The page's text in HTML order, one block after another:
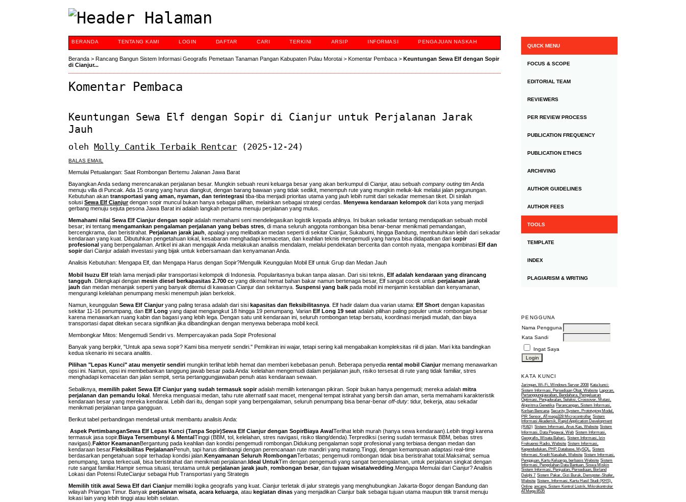
QUICK MENU
FOCUS & SCOPE
EDITORIAL TEAM
REVIEWERS
PER REVIEW PROCESS
PUBLICATION FREQUENCY
PUBLICATION ETHICS
ARCHIVING
AUTHOR GUIDELINES
AUTHOR FEES
TOOLS
TEMPLATE
INDEX
PLAGIARISM & WRITING
PENGGUNA
Nama Pengguna
Kata Sandi
Ingat Saya
KATA KUNCI
Jaringan, Wi-Fi, Windows Server 2008 Kata kunci:
Sistem Informasi, Persediaan Obat, Website Laporan,
Pertanggungjawaban, Bendahara, Pengeluaran
Optimasi, Penjadwalan, Seleksi, Crossover, Mutasi,
Algoritma Genetika Perancangan, Sistem Informasi,
Korban Bencana Security System, Prototyping Model,
PIR Sensor, ATmega328 Microcontroller Sistem
Informasi Akademik, Rapid Application Development
(RAD) Sistem Informasi, Arus Kas, Website Sistem
Informasi, Data Pegawai, Web Sistem Informasi,
Geografis, Wisata Bahari. Sistem Informasi, Izin
Frekuensi Radio, Website Sistem Informasi,
Kependudukan, PHP, Database, MySQL. Sistem
Informasi, Kredit Nasabah, Website Sistem Informasi,
Pengajuan, Kartu Keluarga, berbasis Website Sistem
Informasi, Pengolahan Data Bantuan, Siswa Miskin
Sistem Informasi, Penjualan, Persediaan, Borland
Delphi 7 Sistem Pakar, Gizi Buruk, Dempster-Shafer,
Website Sistem, Informasi, Kartu Hasil Studi (KHS),
Online ancang, Sistem Kontrol Listrik, Mikrokontroler
ATMega 8535
BERANDA TENTANG KAMI LOGIN DAFTAR CARI TERKINI ARSIP INFORMASI PENGAJUAN NASKAH
Beranda >Rancang Bangun Sistem Informasi Geografis Pemetaan Tanaman Pangan Kabupaten Pulau Morotai >Komentar Pembaca >Keuntungan Sewa Elf dengan Sopir
di Cianjur...
Komentar Pembaca
Keuntungan Sewa Elf dengan Sopir di Cianjur untuk Perjalanan Jarak
Jauh
olehMolly Cantik Terbaik Rentcar (2025-12-24)
BALAS EMAIL
Memulai Petualangan: Saat Rombongan Bertemu Jalanan Jawa Barat
Bayangkan Anda sedang merencanakan perjalanan besar. Mungkin sebuah reuni keluarga besar yang akan berkumpul di Cianjur, atau sebuahcompany outing tim Anda
menuju villa di Puncak. Ada 15 orang yang harus diangkut, dengan barang bawaan yang tidak sedikit, menempuh rute yang mungkin meliuk-liuk melalui jalan pegunungan.
Kebutuhan akantransportasi yang aman, nyaman, dan terintegrasi tiba-tiba menjadi prioritas utama yang jauh lebih rumit dari sekadar memesan tiket. Di sinilah
solusiSewa Elf Cianjurdengan sopir muncul bukan hanya sebagai pilihan, melainkan sebagai strategi cerdas.Menyewa kendaraan kelompok dari kota yang menjadi
gerbang menuju sejuta pesona Jawa Barat ini adalah langkah pertama menuju perjalanan yang mulus.
Memahami nilai Sewa Elf Cianjur dengan sopiradalah memahami seni mendelegasikan logistik kepada ahlinya. Ini bukan sekadar tentang mendapatkan sebuah mobil
besar; ini tentangmengamankan pengalaman perjalanan yang bebas stres , di mana seluruh anggota rombongan bisa benar-benar menikmati pemandangan,
bercengkrama, dan beristirahat.
Perjalanan jarak jauh , apalagi yang melibatkan medan seperti di sekitar Cianjur, Sukabumi, hingga Bandung, membutuhkan lebih dari sekadar
kendaraan yang kuat. Dibutuhkan pengetahuan lokal, kesabaran menghadapi kemacetan, dan keahlian teknis mengemudi yang hanya bisa didapatkan darisopir
profesional yang berpengalaman. Artikel ini akan mengajak Anda melakukan analisis mendalam, melalui pendekatan bercerita dan contoh nyata, mengapa kombinasi Elf dan
sopirdari Cianjur adalah investasi yang bijak untuk kebersamaan dan kenyamanan Anda.
Analisis Kebutuhan: Mengapa Elf, dan Mengapa Harus dengan Sopir?Mengulik Keunggulan Mobil Elf untuk Grup dan Medan Jauh
Mobil Isuzu Elf telah lama menjadi pilar transportasi kelompok di Indonesia. Popularitasnya bukan tanpa alasan. Dari sisi teknis,Elf adalah kendaraan yang dirancang
tangguh . Dilengkapi denganmesin diesel berkapasitas 2.700 cc yang dikenal hemat bahan bakar namun bertenaga besar, Elf sangat cocok untukperjalanan jarak
jauh dan medan menanjak seperti yang banyak ditemui di kawasan Cianjur dan sekitarnya.Suspensi yang baik pada mobil ini menjamin kestabilan dan kenyamanan,
mengurangi kelelahan penumpang meski menempuh jalan berkelok.
Namun, keunggulanSewa Elf Cianjuryang paling terasa adalah dari sisikapasitas dan fleksibilitasnya . Elf hadir dalam dua varian utama:Elf Short dengan kapasitas
sekitar 11-16 penumpang, danElf Long yang dapat mengangkut 18 hingga 19 penumpang. VarianElf Long 19 seat adalah pilihan paling populer untuk rombongan besar
karena menawarkan ruang kabin dan bagasi yang lebih lega. Dengan satu unit kendaraan ini, seluruh rombongan tetap bersatu, koordinasi menjadi mudah, dan biaya
transportasi dapat ditekan secara signifikan jika dibandingkan dengan menyewa beberapa mobil kecil.
Membongkar Mitos: Mengemudi Sendiri vs. Mempercayakan pada Sopir Profesional
Banyak yang berpikir, "Untuk apa sewa sopir? Kami bisa menyetir sendiri." Pemikiran ini wajar, tetapi sering kali mengabaikan kompleksitas riil di jalan. Mari kita bandingkan
kedua skenario ini secara analitis.
Pilihan "Lepas Kunci" atau menyetir sendiri mungkin terlihat lebih hemat dan memberi kebebasan penuh. Beberapa penyediarental mobil Cianjurmemang menawarkan
opsi ini. Namun, opsi ini membebankan tanggung jawab besar pada Anda: kelelahan mengemudi dalam perjalanan jauh, risiko tersesat di rute yang tidak familiar, stres
menghadapi kemacetan dan jalan sempit, serta pertanggungjawaban penuh atas kendaraan sewaan.
Sebaliknya,memilih paket Sewa Elf Cianjur yang sudah termasuk sopiradalah memilih ketenangan pikiran. Sopir bukan hanya pengemudi; mereka adalahmitra
perjalanan dan pemandu lokal . Mereka menguasai medan, tahu rute alternatif saat macet, mengenal tempat istirahat yang bersih dan aman, serta memahami karakteristik
kendaraan besar yang mereka kendarai. Lebih dari itu, dengan sopir yang berpengalaman, seluruh penumpang bisa benar-benaroff-duty: tidur, bekerja, atau sekadar
menikmati perjalanan tanpa gangguan.
Berikut tabel perbandingan mendetail untuk membantu analisis Anda:
Aspek PertimbanganSewa Elf Lepas Kunci (Tanpa Sopir)Sewa Elf Cianjur dengan SopirBiaya AwalTerlihat lebih murah (hanya sewa kendaraan).Lebih tinggi karena
termasuk jasa sopir.Biaya Tersembunyi & MentalTinggi (BBM, tol, kelelahan, stres navigasi, risiko tilang/denda).Terprediksi (sering sudah termasuk BBM, bebas stres
navigasi).Faktor KeamananBergantung pada keahlian dan kondisi pengemudi rombongan.Didukung pengalaman sopir profesional yang terbiasa dengan medan dan
kendaraan besar.Fleksibilitas PerjalananPenuh, tapi harus diimbangi dengan perencanaan rute mandiri yang matang.Tinggi, dengan kemampuan adaptasi real-time
berdasarkan pengetahuan sopir terhadap kondisi jalan.Kenyamanan Seluruh RombonganTerbatas; pengemudi rombongan tidak bisa beristirahat total.Maksimal; semua
penumpang, tanpa terkecuali, bisa beristirahat dan menikmati perjalanan.Ideal UntukTim dengan pengemudi yang sangat berpengalaman, untuk perjalanan singkat dengan
rute sangat familiar.Hampir semua situasi, terutama untukperjalanan jarak jauh ,rombongan besar, dantujuan wisata/wedding .Mengapa Memulai dari Cianjur? Analisis
Lokasi dan Potensi RuteCianjur sebagai Hub Transportasi yang Strategis
Memilih titik awal Sewa Elf dari Cianjurmemiliki logika geografis yang kuat. Cianjur terletak di jalur strategis yang menghubungkan Jakarta-Bogor dengan Bandung dan
wilayah Priangan Timur. Banyakperjalanan wisata ,acara keluarga , ataukegiatan dinas yang menjadikan Cianjur baik sebagai tujuan utama maupun titik transit menuju
lokasi lain yang lebih tinggi atau lebih selatan.